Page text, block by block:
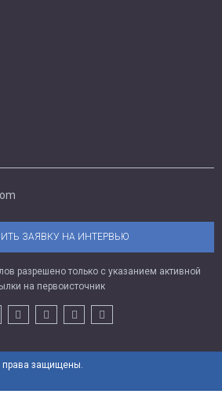
ЗАЯВКУ НА ИНТЕРВЬЮ
разрешено только с указанием активной
на первоисточник
права защищены.